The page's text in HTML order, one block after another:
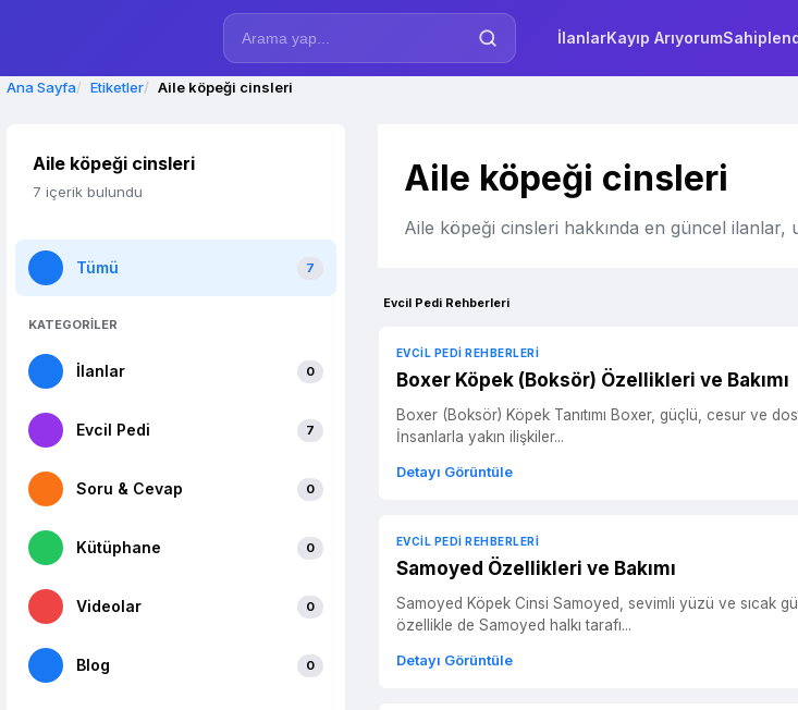
İlanlarKayıp Arıyorum
Ana Sayfa Etiketler Aile köpeği cinsleri
Aile köpeği cinsleri
7 içerik bulundu
Tümü 7
KATEGORİLER
İlanlar 0
Evcil Pedi 7
Soru & Cevap 0
Kütüphane 0
Videolar 0
Blog 0
Aile köpeği cinsleri
Aile köpeği cinsleri hakkında en güncel ilanlar,
Evcil Pedi Rehberleri
EVCIL PEDI REHBERLERI
Boxer Köpek (Boksör) Özellikleri ve Bakımı
Boxer (Boksör) Köpek Tanıtımı Boxer, güçlü, cesur ve dost canlısı bir köpek cinsidir. Orta büyüklükte, kaslı yapılı ve enerjik bir yapıya sahiptir.
İnsanlarla yakın ilişkiler...
Detayı Görüntüle
EVCIL PEDI REHBERLERI
Samoyed Özellikleri ve Bakımı
Samoyed Köpek Cinsi Samoyed, sevimli yüzü ve sıcak gülümsemesiyle tanınan büyük, güçlü ve dayanıklı bir köpek cinsidir. Bu cins, Sibirya'da,
özellikle de Samoyed halkı tarafı...
Detayı Görüntüle